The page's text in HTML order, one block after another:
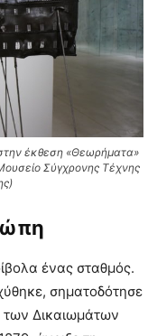
έκθεση «Θεωρήματα»
Σύγχρονης Τέχνης
ένας σταθμός.
σηματοδότησε
των Δικαιωμάτων